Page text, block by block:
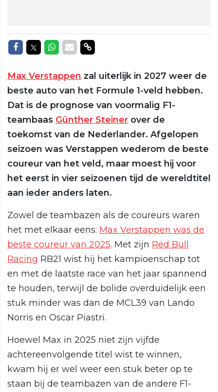
Delen op Facebook
Delen op Twitter
Delen op Whatsapp
Delen via Mail
Delen via link
Max Verstappen zal uiterlijk in 2027 weer de
beste auto van het Formule 1-veld hebben.
Dat is de prognose van voormalig F1-
teambaas Günther Steiner over de
toekomst van de Nederlander. Afgelopen
seizoen was Verstappen wederom de beste
coureur van het veld, maar moest hij voor
het eerst in vier seizoenen tijd de wereldtitel
aan ieder anders laten.
Zowel de teambazen als de coureurs waren
het met elkaar eens: Max Verstappen was de
beste coureur van 2025. Met zijn Red Bull
Racing RB21 wist hij het kampioenschap tot
en met de laatste race van het jaar spannend
te houden, terwijl de bolide overduidelijk een
stuk minder was dan de MCL39 van Lando
Norris en Oscar Piastri.
Hoewel Max in 2025 niet zijn vijfde
achtereenvolgende titel wist te winnen,
kwam hij er wel weer een stuk beter op te
staan bij de teambazen van de andere F1-